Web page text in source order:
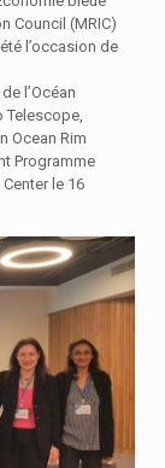
Council (MRIC)
l’occasion de
l’Océan
Telescope,
Ocean Rim
Programme
le 16